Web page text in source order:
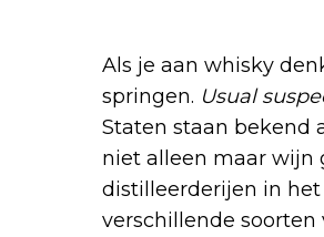
Als je aan whisky
springen. Usual
Staten staan bekend
niet alleen maar wijn
distilleerderijen in het
verschillende